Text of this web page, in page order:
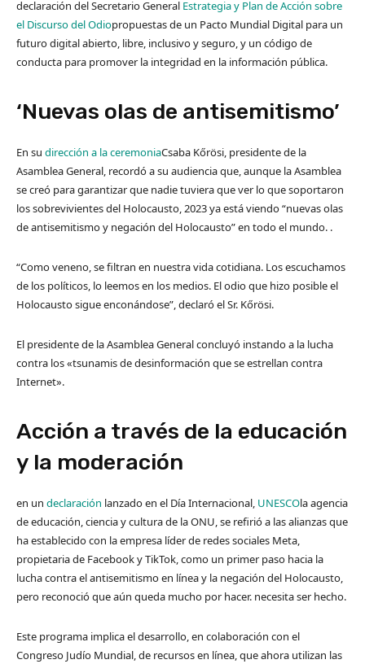
declaración del Secretario General Estrategia y Plan de Acción sobre
el Discurso del Odiopropuestas de un Pacto Mundial Digital para un
futuro digital abierto, libre, inclusivo y seguro, y un código de
conducta para promover la integridad en la información pública.
‘Nuevas olas de antisemitismo’
En su dirección a la ceremoniaCsaba Kőrösi, presidente de la
Asamblea General, recordó a su audiencia que, aunque la Asamblea
se creó para garantizar que nadie tuviera que ver lo que soportaron
los sobrevivientes del Holocausto, 2023 ya está viendo “nuevas olas
de antisemitismo y negación del Holocausto” en todo el mundo. .
“Como veneno, se filtran en nuestra vida cotidiana. Los escuchamos
de los políticos, lo leemos en los medios. El odio que hizo posible el
Holocausto sigue enconándose”, declaró el Sr. Kőrösi.
El presidente de la Asamblea General concluyó instando a la lucha
contra los «tsunamis de desinformación que se estrellan contra
Internet».
Acción a través de la educación
y la moderación
en un declaración lanzado en el Día Internacional, UNESCOla agencia
de educación, ciencia y cultura de la ONU, se refirió a las alianzas que
ha establecido con la empresa líder de redes sociales Meta,
propietaria de Facebook y TikTok, como un primer paso hacia la
lucha contra el antisemitismo en línea y la negación del Holocausto,
pero reconoció que aún queda mucho por hacer. necesita ser hecho.
Este programa implica el desarrollo, en colaboración con el
Congreso Judío Mundial, de recursos en línea, que ahora utilizan las